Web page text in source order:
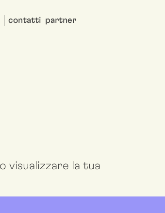
contatti partner
visualizzare la tua